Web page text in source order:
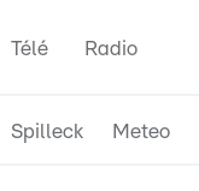
Télé Radio
Spilleck Meteo